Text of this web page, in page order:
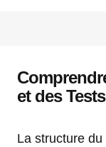
et des
La structure